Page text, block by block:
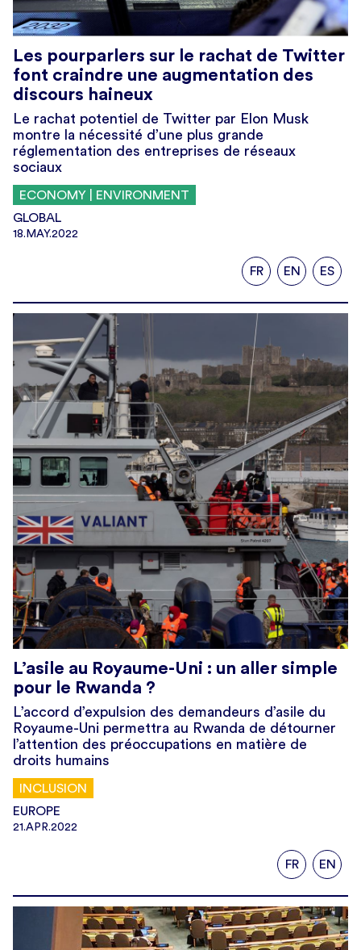
Les pourparlers sur le rachat de Twitter
font craindre une augmentation des
discours haineux
Le rachat potentiel de Twitter par Elon Musk
montre la nécessité d’une plus grande
réglementation des entreprises de réseaux
sociaux
ECONOMY | ENVIRONMENT
GLOBAL
18.MAY.2022
FR EN ES
L’asile au Royaume-Uni : un aller simple
pour le Rwanda ?
L’accord d’expulsion des demandeurs d’asile du
Royaume-Uni permettra au Rwanda de détourner
l’attention des préoccupations en matière de
droits humains
INCLUSION
EUROPE
21.APR.2022
FR EN